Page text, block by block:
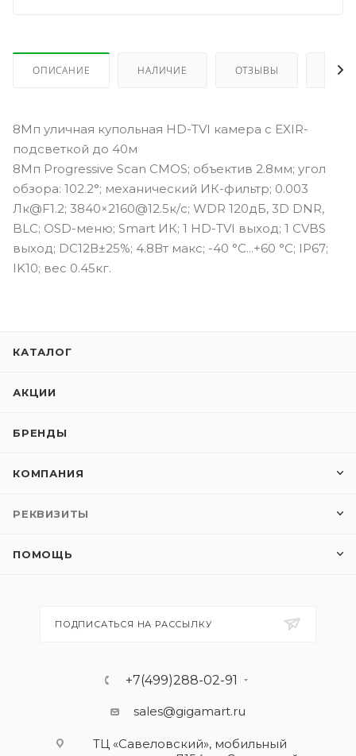
ОПИСАНИЕ НАЛИЧИЕ ОТЗЫВЫ КАК
8Мп уличная купольная HD-TVI камера с EXIR-
подсветкой до 40м
8Мп Progressive Scan CMOS; объектив 2.8мм; угол
обзора: 102.2°; механический ИК-фильтр; 0.003
Лк@F1.2; 3840×2160@12.5к/с; WDR 120дБ, 3D DNR,
BLC; OSD-меню; Smart ИК; 1 HD-TVI выход; 1 CVBS
выход; DC12В±25%; 4.8Вт макс; -40 °C...+60 °C; IP67;
IK10; вес 0.45кг.
КАТАЛОГ
АКЦИИ
БРЕНДЫ
КОМПАНИЯ
РЕКВИЗИТЫ
ПОМОЩЬ
ПОДПИСАТЬСЯ НА РАССЫЛКУ
+7(499)288-02-91
sales@gigamart.ru
ТЦ «Савеловский», мобильный